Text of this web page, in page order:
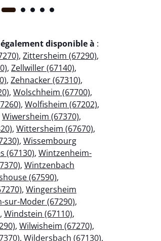
disponible à :
, Zittersheim (67290),
, Zellwiller (67140),
, Zehnacker (67310),
, Wolschheim (67700),
, Wolfisheim (67202),
Wiwersheim (67370),
, Wittersheim (67670),
, Wissembourg
(67130), Wintzenheim-
, Wintzenbach
(67590),
, Wingersheim
sur-Moder (67290),
, Windstein (67110),
, Wilwisheim (67270),
, Wildersbach (67130),